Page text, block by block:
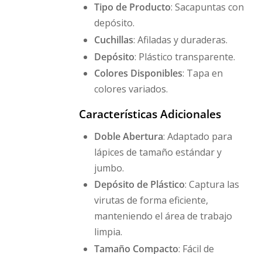
Tipo de Producto: Sacapuntas con
depósito.
Cuchillas: Afiladas y duraderas.
Depósito: Plástico transparente.
Colores Disponibles: Tapa en
colores variados.
Características Adicionales
Doble Abertura: Adaptado para
lápices de tamaño estándar y
jumbo.
Depósito de Plástico: Captura las
virutas de forma eficiente,
manteniendo el área de trabajo
limpia.
Tamaño Compacto: Fácil de